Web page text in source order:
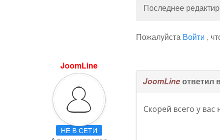
Последнее
Пожалуйста Войти ,
JoomLine
НЕ В СЕТИ
JoomLineответил
Скорей всего у